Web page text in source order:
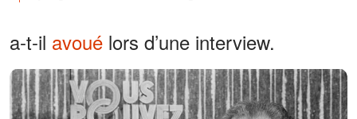
a-t-il avoué lors d’une interview.